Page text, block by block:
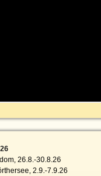
26.8.-30.8.26
2.9.-7.9.26